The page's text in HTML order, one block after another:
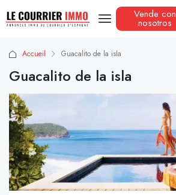
Vende con
nosotros
Accueil Guacalito de la isla
Guacalito de la isla